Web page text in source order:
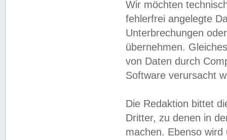
Wir möchten
fehlerfrei angelegte
Unterbrechungen
übernehmen.
von Daten durch
Software verursacht
Die Redaktion bittet
Dritter, zu denen in
machen. Ebenso